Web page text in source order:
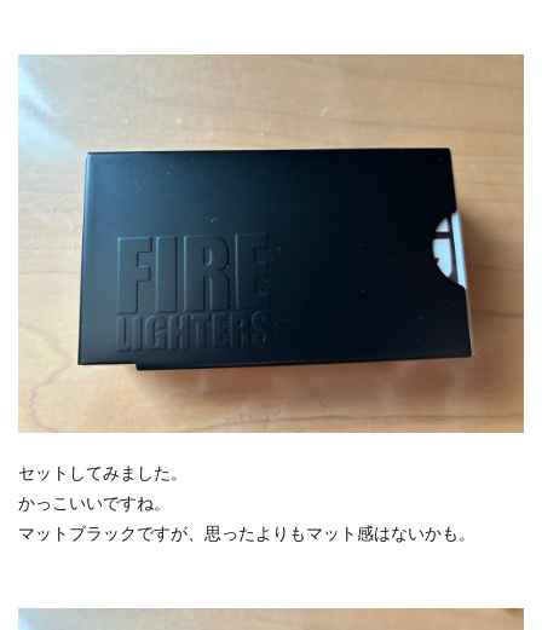
セットしてみました。
かっこいいですね。
マットブラックですが、思ったよりもマット感はないかも。